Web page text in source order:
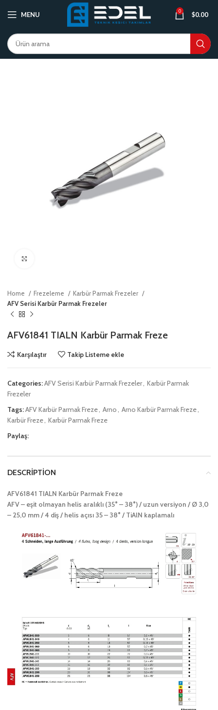
MENU 0 $0.00
Home Frezeleme
Karbür Parmak Frezeler
AFV Serisi Karbür Parmak Frezeler
AFV61841 TIALN Karbür Parmak Freze
Karşılaştır Takip Listeme ekle
Categories:AFV Serisi Karbür Parmak Frezeler, Karbür Parmak
Frezeler
Tags:AFV Karbür Parmak Freze, Arno, Arno Karbür Parmak Freze,
Karbür Freze, Karbür Parmak Freze
Paylaş:
DESCRIPTION
AFV61841 TIALN Karbür Parmak Freze
AFV – eşit olmayan helis aralıklı (35° – 38°) / uzun versiyon / Ø 3,0
– 25,0 mm / 4 diş / helis açısı 35 – 38° / TiAlN kaplamalı